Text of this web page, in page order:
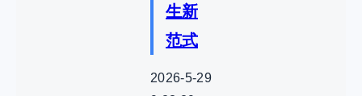
生新
范式
2026-5-29